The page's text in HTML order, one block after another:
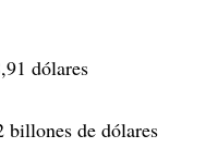
dólares
billones de dólares